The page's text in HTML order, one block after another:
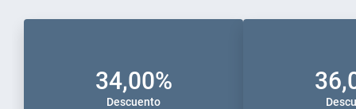
34,00%
Descuento